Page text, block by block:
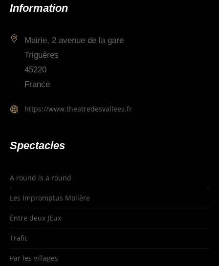
Information
Mairie, 2 avenue de la gare
Triguères
45220
France
https://www.theatredesvallees.fr
Spectacles
A round is a round
Les Impromptus Molière
Entre deux JEux
Trafic
Par les villages